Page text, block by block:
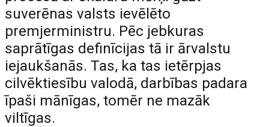
suverēnas valsts ievēlēto
premjerministru. Pēc jebkuras
saprātīgas definīcijas tā ir ārvalstu
iejaukšanās. Tas, ka tas ietērpjas
cilvēktiesību valodā, darbības padara
īpaši mānīgas, tomēr ne mazāk
viltīgas.